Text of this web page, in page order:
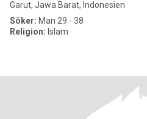
Garut, Jawa Barat, Indonesien
Söker: Man 29 - 38
Religion: Islam